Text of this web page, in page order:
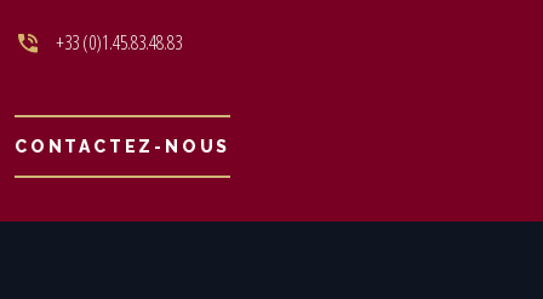
+33 (0)1.45.83.48.83
CONTACTEZ-NOUS